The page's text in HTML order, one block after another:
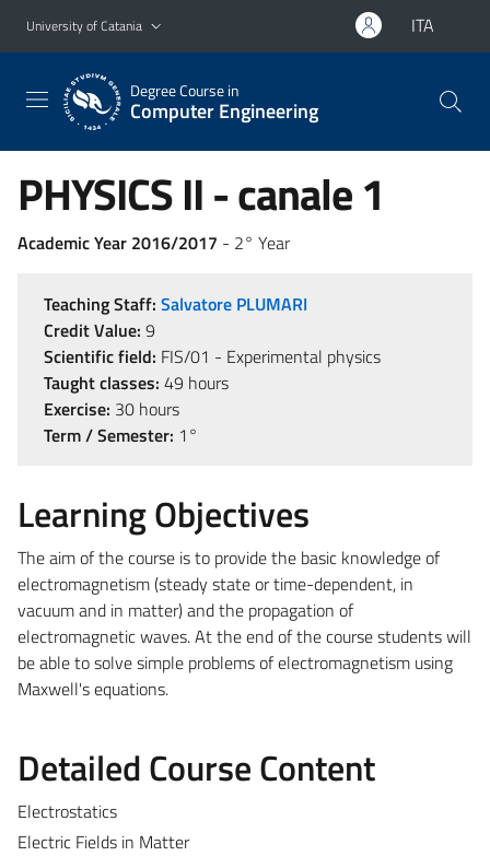
Go to main content
Go to navigation menu
University of Catania ITA
Degree Course in
Computer Engineering
PHYSICS II - canale 1
Academic Year 2016/2017 - 2° Year
Teaching Staff: Salvatore PLUMARI
Credit Value: 9
Scientific field: FIS/01 - Experimental physics
Taught classes: 49 hours
Exercise: 30 hours
Term / Semester: 1°
Learning Objectives
The aim of the course is to provide the basic knowledge of
electromagnetism (steady state or time-dependent, in
vacuum and in matter) and the propagation of
electromagnetic waves. At the end of the course students will
be able to solve simple problems of electromagnetism using
Maxwell's equations.
Detailed Course Content
Electrostatics
Electric Fields in Matter